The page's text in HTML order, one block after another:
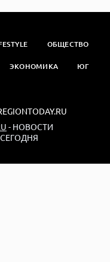
ОБЩЕСТВО
ЭКОНОМИКА ЮГ
- НОВОСТИ